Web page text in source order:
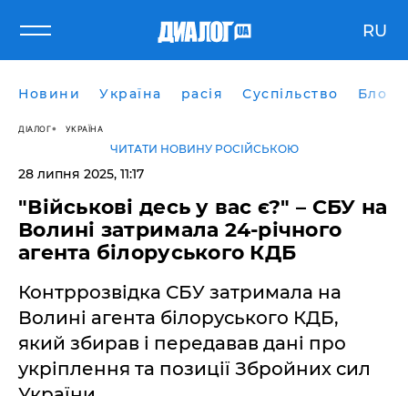
RU
Новини Україна расія Суспільство Блоги
ДІАЛОГ УКРАЇНА
ЧИТАТИ НОВИНУ РОСІЙСЬКОЮ
28 липня 2025, 11:17
"Військові десь у вас є?" – СБУ на
Волині затримала 24-річного
агента білоруського КДБ
Контррозвідка СБУ затримала на
Волині агента білоруського КДБ,
який збирав і передавав дані про
укріплення та позиції Збройних сил